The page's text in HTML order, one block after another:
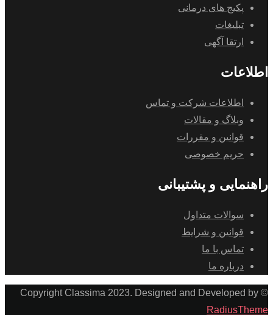
پکیج های درمانی
تبلیغات
ارتقا آگهی
اطلاعات
اطلاعات شرکت و تماس
وبلاگ و مقالات
قوانین و مقررات
حریم خصوصی
راهنمایی و پشتیبانی
سوالات متداول
قوانین و شرایط
تماس با ما
درباره ما
© Copyright Classima 2023. Designed and Developed by
RadiusTheme